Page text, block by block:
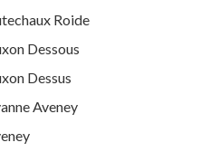
Roide
Dessous
Dessus
Aveney